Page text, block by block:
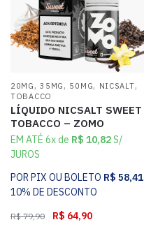
20MG ,35MG , 50MG, NICSALT,
TOBACCO
LÍQUIDO NICSALT SWEET
TOBACCO – ZOMO
EM ATÉ 6x de R$ 10,82S/
JUROS
POR PIX OU BOLETO R$ 58,41
10% DE DESCONTO
R$79,90 R$ 64,90